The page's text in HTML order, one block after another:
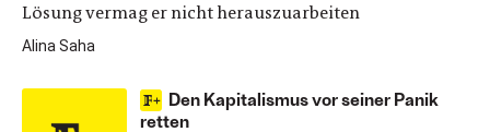
Lösung vermag er nicht herauszuarbeiten
Alina Saha
Den Kapitalismus vor seiner Panik
retten